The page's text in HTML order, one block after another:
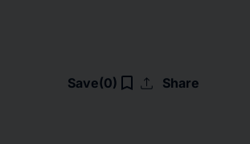
Save(0) bookmark_border upload Share